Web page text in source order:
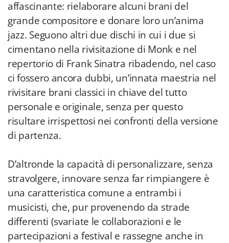
affascinante: rielaborare alcuni brani del
grande compositore e donare loro un’anima
jazz. Seguono altri due dischi in cui i due si
cimentano nella rivisitazione di Monk e nel
repertorio di Frank Sinatra ribadendo, nel caso
ci fossero ancora dubbi, un’innata maestria nel
rivisitare brani classici in chiave del tutto
personale e originale, senza per questo
risultare irrispettosi nei confronti della versione
di partenza.
D’altronde la capacità di personalizzare, senza
stravolgere, innovare senza far rimpiangere è
una caratteristica comune a entrambi i
musicisti, che, pur provenendo da strade
differenti (svariate le collaborazioni e le
partecipazioni a festival e rassegne anche in